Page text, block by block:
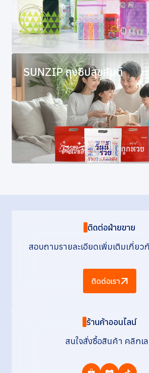
SUNZIP ถุงซิปสุขสันต์
ติดต่อฝ่ายขาย
สอบถามรายละเอียดเพิ่มเติมเกี่ย
ติดต่อเรา
ร้านค้าออนไลน์
สนใจสั่งซื้อสินค้า คลิกเ